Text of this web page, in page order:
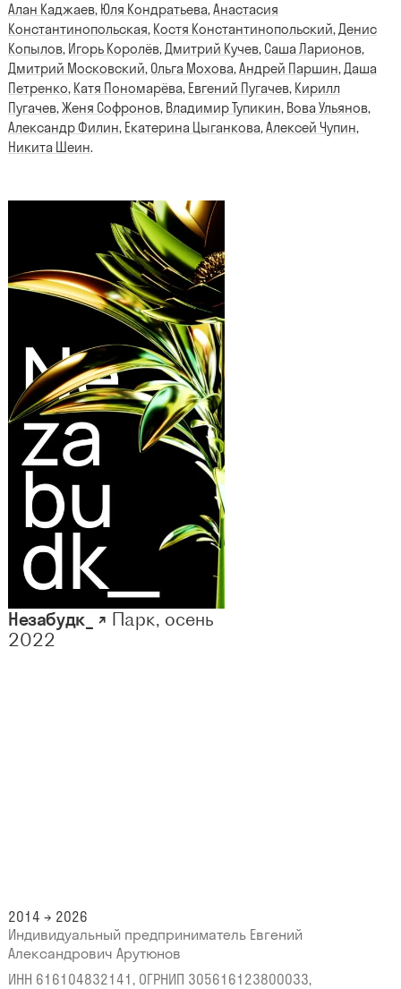
Алан Каджаев, Юля Кондратьева,Анастасия
Константинопольская, Костя Константинопольский,Денис
Копылов, Игорь Королёв,Дмитрий Кучев, Саша Ларионов,
Дмитрий Московский, Ольга Мохова,Андрей Паршин,Даша
Петренко, Катя Пономарёва, Евгений Пугачев, Кирилл
Пугачев,Женя Софронов, Владимир Тупикин, Вова Ульянов,
Александр Филин, Екатерина Цыганкова,Алексей Чупин,
Никита Шеин.
Незабудк_ ↗ Парк, осень
2022
2014 → 2026
Индивидуальный предприниматель Евгений
Александрович Арутюнов
ИНН 616104832141, ОГРНИП 305616123800033,